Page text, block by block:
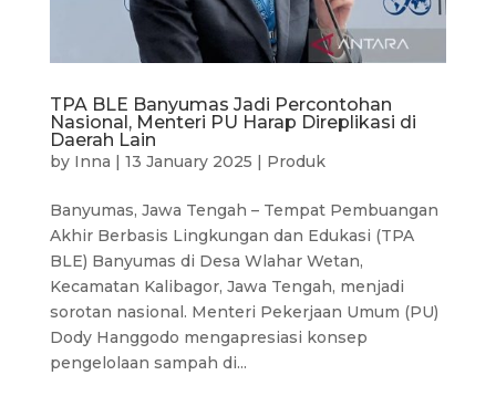
TPA BLE Banyumas Jadi Percontohan
Nasional, Menteri PU Harap Direplikasi di
Daerah Lain
by Inna | 13 January 2025 | Produk
Banyumas, Jawa Tengah – Tempat Pembuangan
Akhir Berbasis Lingkungan dan Edukasi (TPA
BLE) Banyumas di Desa Wlahar Wetan,
Kecamatan Kalibagor, Jawa Tengah, menjadi
sorotan nasional. Menteri Pekerjaan Umum (PU)
Dody Hanggodo mengapresiasi konsep
pengelolaan sampah di...